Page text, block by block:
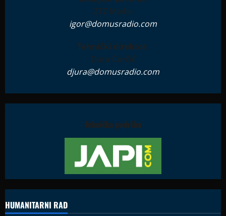
ZTZ Media
igor@domusradio.com
Tehnički direktor:
Đura Ćurčić
djura@domusradio.com
Tehnička podrška
HUMANITARNI RAD